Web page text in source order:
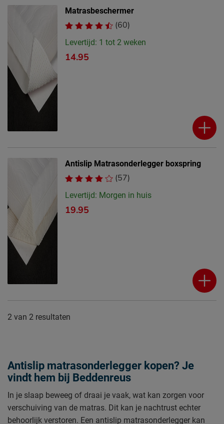
Matrasbeschermer
(60)
Levertijd: 1 tot 2 weken
14.95
Antislip Matrasonderlegger boxspring
(57)
Levertijd: Morgen in huis
19.95
2 van 2 resultaten
Antislip matrasonderlegger kopen? Je
vindt hem bij Beddenreus
In je slaap beweeg of draai je vaak, wat kan zorgen voor
verschuiving van de matras. Dit kan je nachtrust echter
behoorlijk verstoren. Een antislip matrasonderlegger kan